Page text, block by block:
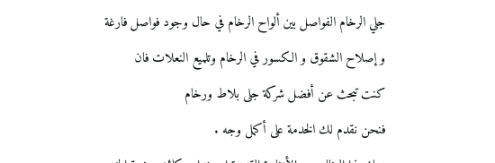
جلي الرخام الفواصل بين ألواح الرخام في حال وجود فواصل فارغة
و إصلاح الشقوق و الكسور في الرخام وتلميع النعلات فان
كنت تبحث عن أفضل شركة جلى بلاط ورخام
فنحن نقدم لك الخدمة على أكمل وجه .